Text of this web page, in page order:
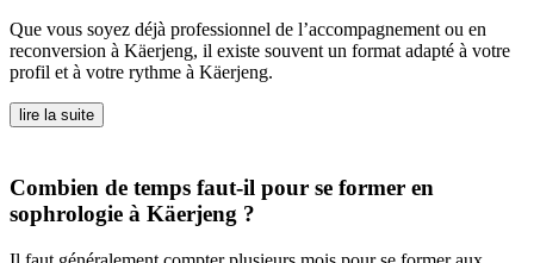
Que vous soyez déjà professionnel de l’accompagnement ou en
reconversion à Käerjeng, il existe souvent un format adapté à votre
profil et à votre rythme à Käerjeng.
lire la suite
Combien de temps faut-il pour se former en
sophrologie à Käerjeng ?